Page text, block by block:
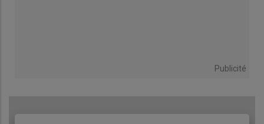
Publicité